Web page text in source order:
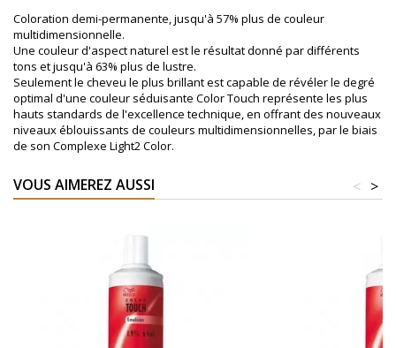
Coloration demi-permanente, jusqu'à 57% plus de couleur
multidimensionnelle.
Une couleur d'aspect naturel est le résultat donné par différents
tons et jusqu'à 63% plus de lustre.
Seulement le cheveu le plus brillant est capable de révéler le degré
optimal d'une couleur séduisante Color Touch représente les plus
hauts standards de l'excellence technique, en offrant des nouveaux
niveaux éblouissants de couleurs multidimensionnelles, par le biais
de son Complexe Light2 Color.
VOUS AIMEREZ AUSSI >
<